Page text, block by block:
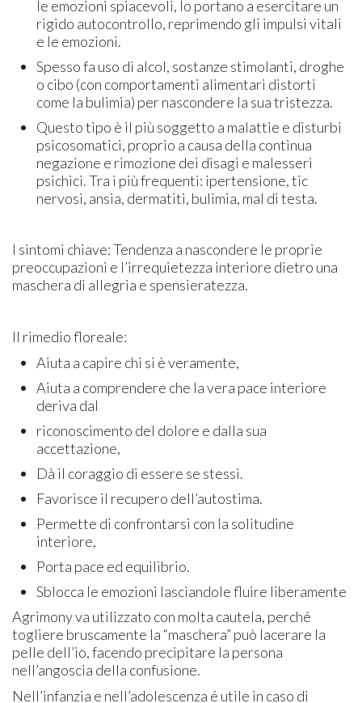
le emozioni spiacevoli, lo portano a esercitare un
rigido autocontrollo, reprimendo gli impulsi vitali
e le emozioni.
Spesso fa uso di alcol, sostanze stimolanti, droghe
o cibo (con comportamenti alimentari distorti
come la bulimia) per nascondere la sua tristezza.
Questo tipo è il più soggetto a malattie e disturbi
psicosomatici, proprio a causa della continua
negazione e rimozione dei disagi e malesseri
psichici. Tra i più frequenti: ipertensione, tic
nervosi, ansia, dermatiti, bulimia, mal di testa.
I sintomi chiave: Tendenza a nascondere le proprie
preoccupazioni e l’irrequietezza interiore dietro una
maschera di allegria e spensieratezza.
Il rimedio floreale:
Aiuta a capire chi si è veramente,
Aiuta a comprendere che la vera pace interiore
deriva dal
riconoscimento del dolore e dalla sua
accettazione,
Dà il coraggio di essere se stessi.
Favorisce il recupero dell’autostima.
Permette di confrontarsi con la solitudine
interiore,
Porta pace ed equilibrio.
Sblocca le emozioni lasciandole fluire liberamente
Agrimony va utilizzato con molta cautela, perché
togliere bruscamente la “maschera” può lacerare la
pelle dell’io, facendo precipitare la persona
nell’angoscia della confusione.
Nell’infanzia e nell’adolescenza é utile in caso di